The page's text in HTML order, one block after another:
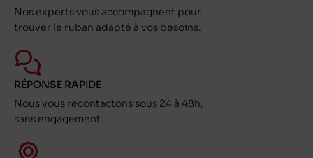
Nos experts vous accompagnent pour
trouver le ruban adapté à vos besoins.
RÉPONSE RAPIDE
Nous vous recontactons sous 24 à 48h,
sans engagement.